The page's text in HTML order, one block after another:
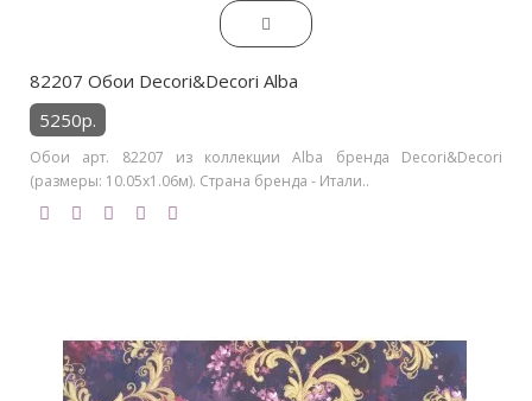
82207 Обои Decori&Decori Alba
5250р.
Обои арт. 82207 из коллекции Alba бренда Decori&Decori
(размеры: 10.05х1.06м). Страна бренда - Итали..